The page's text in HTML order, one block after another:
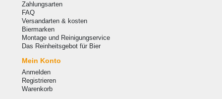
Zahlungsarten
FAQ
Versandarten & kosten
Biermarken
Montage und Reinigungservice
Das Reinheitsgebot für Bier
Mein Konto
Anmelden
Registrieren
Warenkorb